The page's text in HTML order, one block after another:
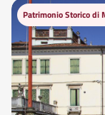
Patrimonio Storico di